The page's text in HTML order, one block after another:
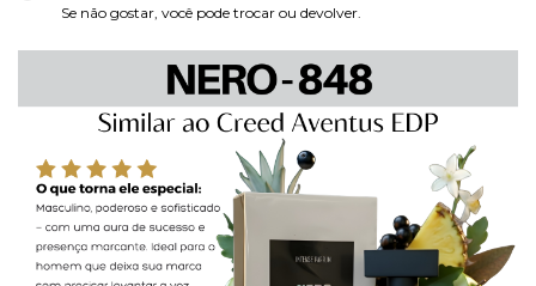
Se não gostar, você pode trocar ou devolver.